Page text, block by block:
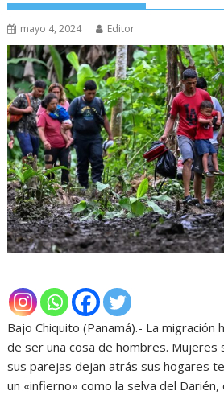
mayo 4, 2024 Editor
Bajo Chiquito (Panamá).- La migración
de ser una cosa de hombres. Mujeres
sus parejas dejan atrás sus hogares
un «infierno» como la selva del